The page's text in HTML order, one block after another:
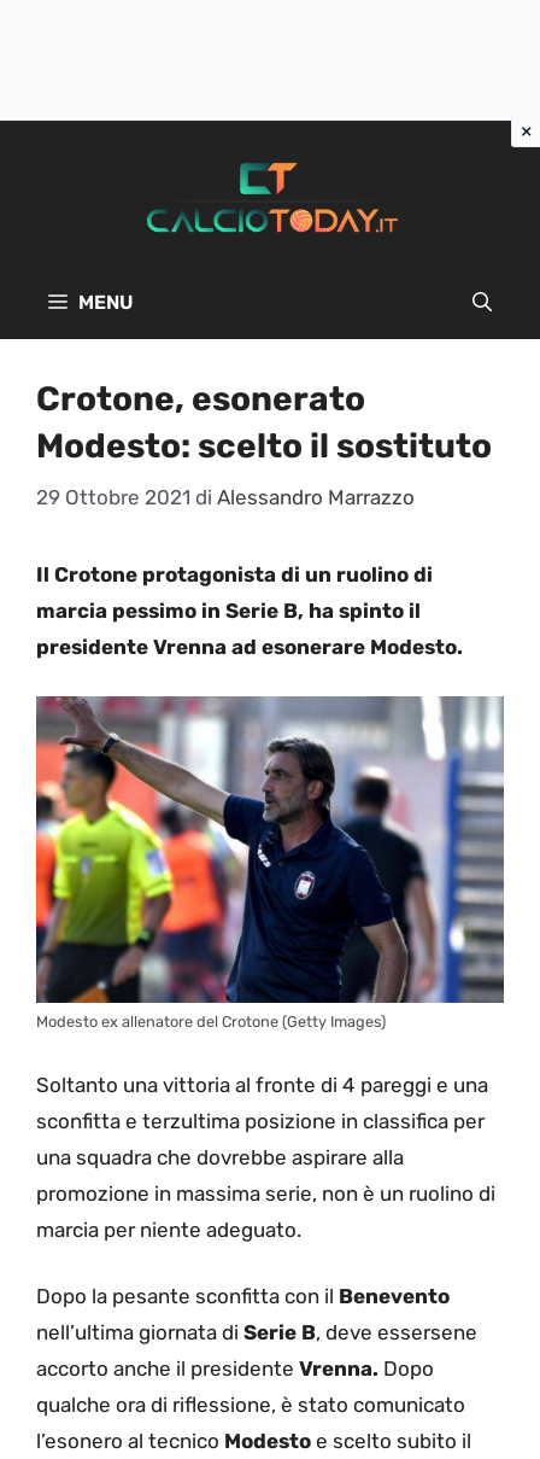
MENU
Crotone, esonerato
Modesto: scelto il sostituto
29 Ottobre 2021 di Alessandro Marrazzo
Il Crotone protagonista di un ruolino di
marcia pessimo in Serie B, ha spinto il
presidente Vrenna ad esonerare Modesto.
Modesto ex allenatore del Crotone (Getty Images)
Soltanto una vittoria al fronte di 4 pareggi e una
sconfitta e terzultima posizione in classifica per
una squadra che dovrebbe aspirare alla
promozione in massima serie, non è un ruolino di
marcia per niente adeguato.
Dopo la pesante sconfitta con il Benevento
nell’ultima giornata di Serie B, deve essersene
accorto anche il presidente Vrenna. Dopo
qualche ora di riflessione, è stato comunicato
l’esonero al tecnico Modesto e scelto subito il